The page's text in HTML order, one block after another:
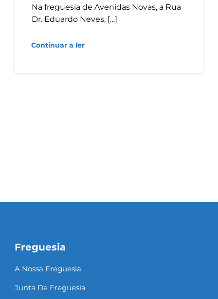
Na freguesia de Avenidas Novas, a Rua
Dr. Eduardo Neves, […]
Continuar a ler
Freguesia
A Nossa Freguesia
Junta De Freguesia